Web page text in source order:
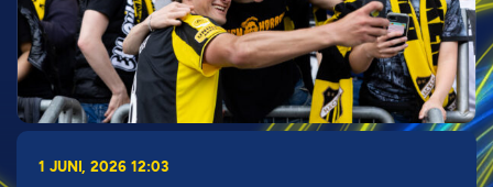
1 JUNI, 2026 12:03